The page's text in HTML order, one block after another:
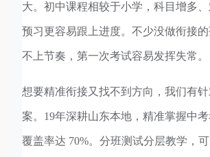
大。初中课程相较于小学，科目增多
预习更容易跟上进度。不少没做衔接
不上节奏，第一次考试容易发挥失常。
想要精准衔接又找不到方向，我们有
案。19年深耕山东本地，精准掌握中
覆盖率达 70%。分班测试分层教学，